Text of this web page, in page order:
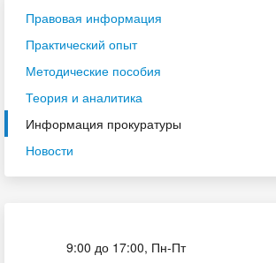
Правовая информация
Практический опыт
Методические пособия
Теория и аналитика
Информация прокуратуры
Новости
9:00 до 17:00, Пн-Пт